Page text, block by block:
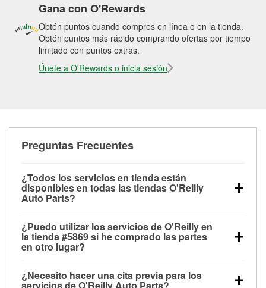
Gana con O'Rewards
Obtén puntos cuando compres en línea o en la tienda.
Obtén puntos más rápido comprando ofertas por tiempo
limitado con puntos extras.
Únete a O'Rewards o inicia sesión
Preguntas Frecuentes
¿Todos los servicios en tienda están
disponibles en todas las tiendas O'Reilly
Auto Parts?
las pruebas de batería, pruebas de alternador y
motor de arranque, revisión de la luz “Check Engine”
con O'Reilly VeriScan® e instalación de
limpiaparabrisas o bombillas, están disponibles en
todas las tiendas O'Reilly Auto Parts. La tienda
¿Puedo utilizar los servicios de O'Reilly en
la tienda #5869 si he comprado las partes
en otro lugar?
de O'Reilly Auto Parts que estén disponibles en la
¿Necesito hacer una cita previa para los